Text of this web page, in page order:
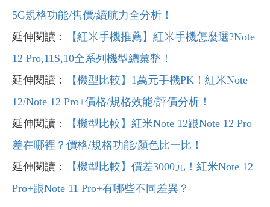
5G規格功能/售價/續航力全分析！
延伸閱讀：
【紅米手機推薦】紅米手機怎麼選?Note
12 Pro,11S,10全系列機型總彙整！
延伸閱讀：
【機型比較】1萬元手機PK！紅米Note
12/Note 12 Pro+價格/規格效能/評價分析！
延伸閱讀：
【機型比較】紅米Note 12跟Note 12 Pro
差在哪裡？價格/規格功能/顏色比一比！
延伸閱讀：
【機型比較】價差3000元！紅米Note 12
Pro+跟Note 11 Pro+有哪些不同差異？